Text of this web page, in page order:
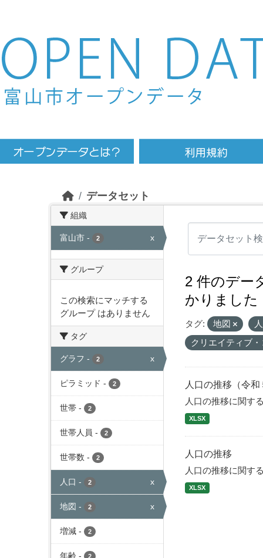
Skip to main content
データセット
組織
富山市 - 2 x
グループ
この検索にマッチする
グループ はありません
タグ
グラフ - 2 x
ピラミッド - 2
世帯 - 2
世帯人員 - 2
世帯数 - 2
人口 - 2 x
地図 - 2 x
増減 - 2
年齢 - 2
2 件のデー
かりました
タグ: 地図
クリエイティブ
人口の推移（令和
人口の推移に関す
XLSX
人口の推移
人口の推移に関す
XLSX